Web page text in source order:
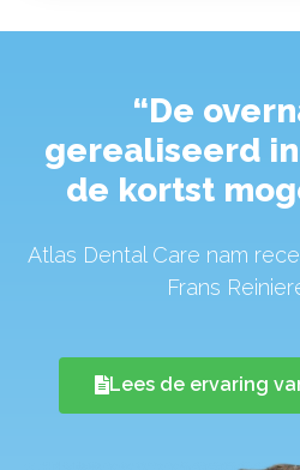
“De
gerealiseerd
de kortst
Atlas Dental Care nam
Frans
Lees de ervaring